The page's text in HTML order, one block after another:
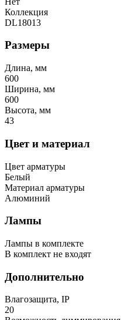
Коллекция
DL18013
Размеры
Длина, мм
600
Ширина, мм
600
Высота, мм
43
Цвет и материал
Цвет арматуры
Белый
Материал арматуры
Алюминий
Лампы
Лампы в комплекте
В комплект не входят
Дополнительно
Влагозащита, IP
20